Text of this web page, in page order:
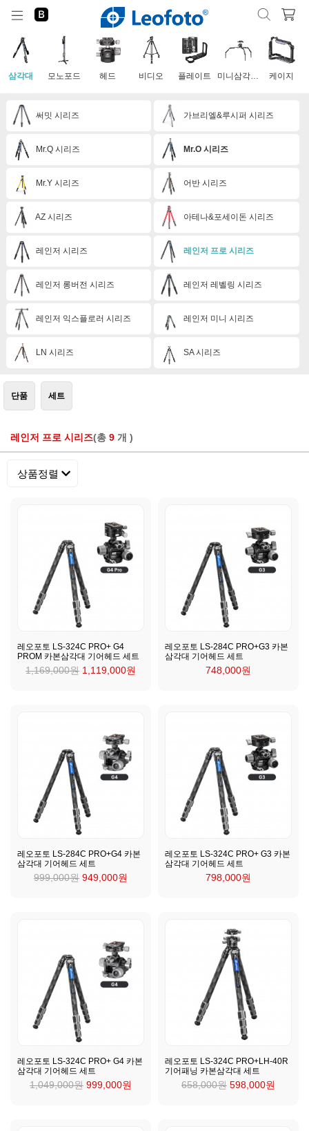
삼각대 모노포드 헤드 비디오 플레이트 미니삼각대&모바일 케이지
써밋 시리즈 가브리엘&루시퍼 시리즈
Mr.Q 시리즈 Mr.O 시리즈
Mr.Y 시리즈 어반 시리즈
AZ 시리즈 아테나&포세이돈 시리즈
레인저 시리즈 레인저 프로 시리즈
레인저 롱버전 시리즈 레인저 레벨링 시리즈
레인저 익스플로러 시리즈 레인저 미니 시리즈
LN 시리즈 SA 시리즈
단품 세트
레인저 프로 시리즈(총 9 개 )
상품정렬
레오포토 LS-324C PRO+ G4
PROM 카본삼각대 기어헤드 세트
1,169,000원 1,119,000원
레오포토 LS-284C PRO+G3 카본
삼각대 기어헤드 세트
748,000원
레오포토 LS-284C PRO+G4 카본
삼각대 기어헤드 세트
999,000원 949,000원
레오포토 LS-324C PRO+ G3 카본
삼각대 기어헤드 세트
798,000원
레오포토 LS-324C PRO+ G4 카본
삼각대 기어헤드 세트
1,049,000원 999,000원
레오포토 LS-324C PRO+LH-40R
기어패닝 카본삼각대 세트
658,000원 598,000원